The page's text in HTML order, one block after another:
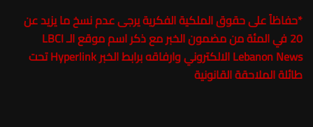
*حفاظاً على حقوق الملكية الفكرية يرجى عدم نسخ ما يزيد عن
20 في المئة من مضمون الخبر مع ذكر اسم موقع الـ
LBCI
Lebanon News
الالكتروني وارفاقه برابط الخبر Hyperlink تحت
طائلة الملاحقة القانونية